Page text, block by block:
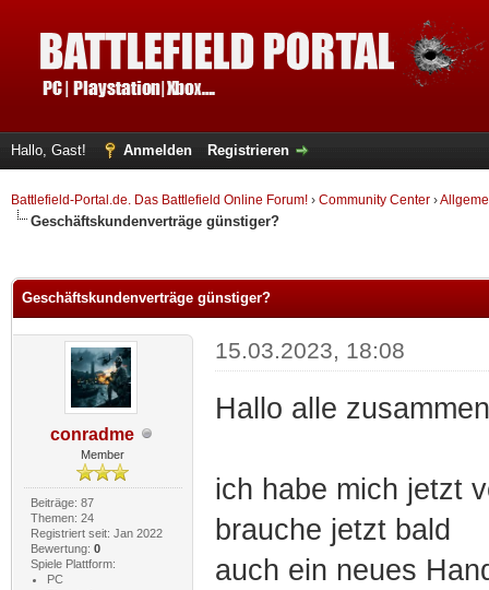
Hallo, Gast! Anmelden Registrieren
Battlefield-Portal.de. Das Battlefield Online Forum! › Community Center ›
Geschäftskundenverträge günstiger?
Geschäftskundenverträge günstiger?
conradme
Member
Beiträge: 87
Themen: 24
Registriert seit: Jan 2022
Bewertung: 0
Spiele Plattform:
PC
15.03.2023, 18:08
Hallo alle
ich habe mich jetzt
brauche jetzt bald
auch ein neues